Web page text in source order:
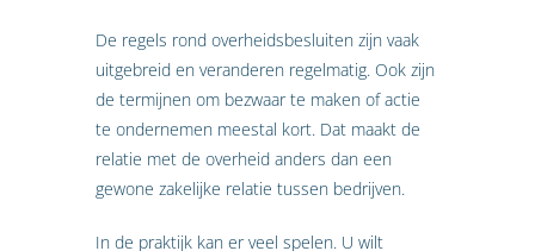
De regels rond overheidsbesluiten zijn vaak
uitgebreid en veranderen regelmatig. Ook zijn
de termijnen om bezwaar te maken of actie
te ondernemen meestal kort. Dat maakt de
relatie met de overheid anders dan een
gewone zakelijke relatie tussen bedrijven.
In de praktijk kan er veel spelen. U wilt